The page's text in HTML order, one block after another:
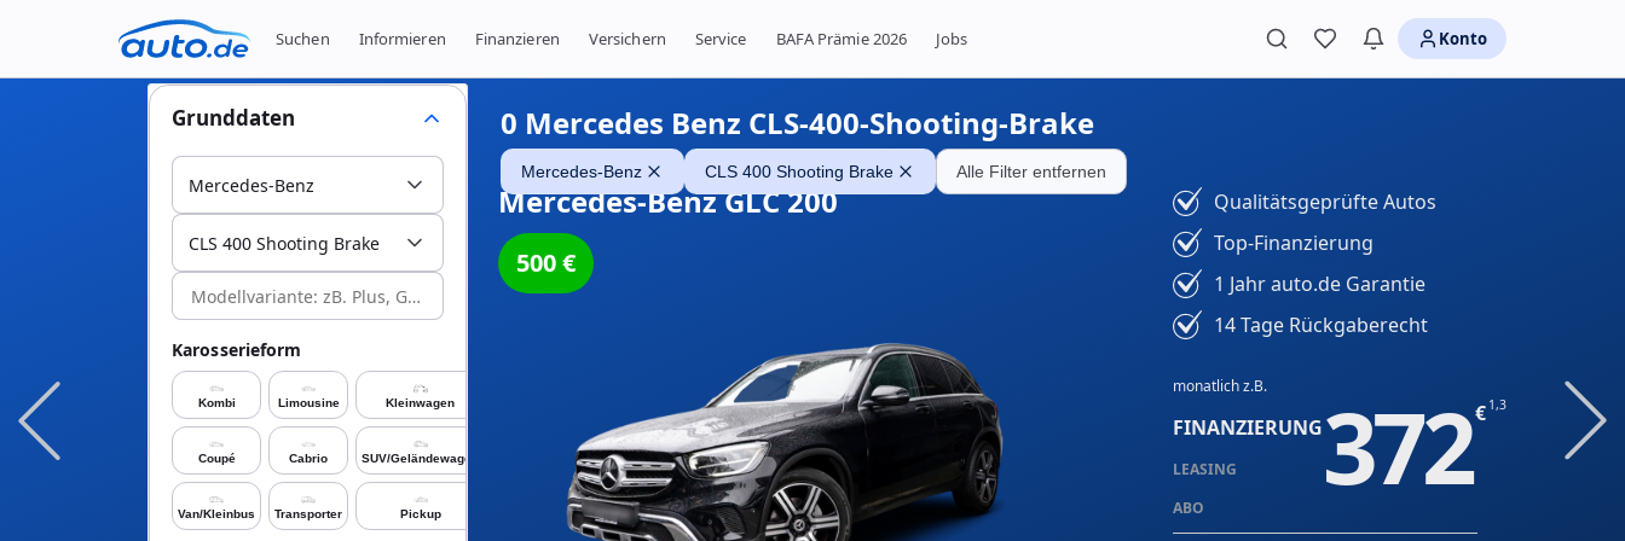
Suchen Informieren Finanzieren Versichern Service BAFA Prämie 2026 Jobs Konto
0 Mercedes Benz CLS-400-Shooting-Brake
Mercedes-Benz CLS 400 Shooting Brake Alle Filter entfernen
Mercedes-Benz GLC 200
500€
Qualitätsgeprüfte Autos
Top-Finanzierung
1 Jahr auto.de Garantie
14 Tage Rückgaberecht
monatlich z.B.
FINANZIERUNG
LEASING
ABO
372 1,3
Grunddaten
Mercedes-Benz
CLS 400 Shooting Brake
Karosserieform
Kombi Limousine Kleinwagen
Coupé Cabrio SUV/Geländewagen
Van/Kleinbus Transporter Pickup